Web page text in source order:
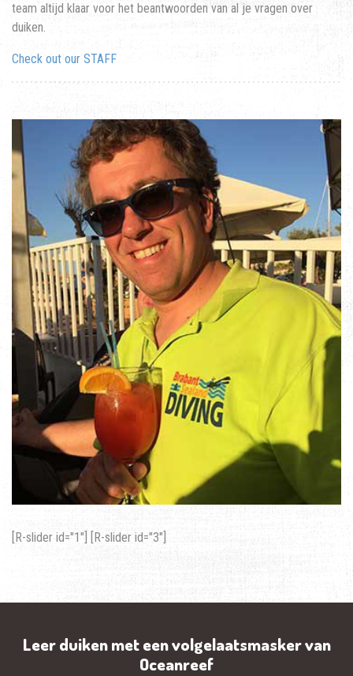
team altijd klaar voor het beantwoorden van al je vragen over
duiken.
Check out our STAFF
[R-slider id="1"] [R-slider id="3"]
Leer duiken met een volgelaatsmasker van
Oceanreef